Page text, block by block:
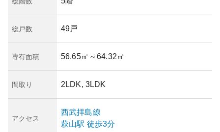
総戸数 49戸
専有面積 56.65㎡ ～64.32㎡
間取り 2LDK, 3LDK
アクセス
西武拝島線
萩山駅 徒歩3分